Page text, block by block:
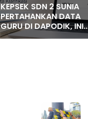
KEPSEK SDN 2 SUNIA
PERTAHANKAN DATA
GURU DI DAPODIK, INI
PENJELASANNYA